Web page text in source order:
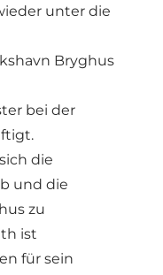
unter die
Bryghus
bei der
die
und die
zu
ist
für sein